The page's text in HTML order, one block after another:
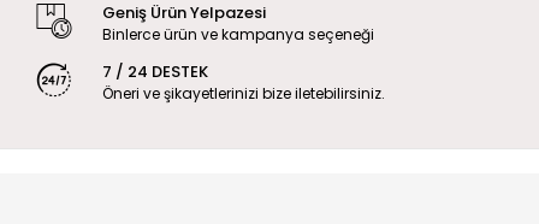
Geniş Ürün Yelpazesi
Binlerce ürün ve kampanya seçeneği
7 / 24 DESTEK
Öneri ve şikayetlerinizi bize iletebilirsiniz.